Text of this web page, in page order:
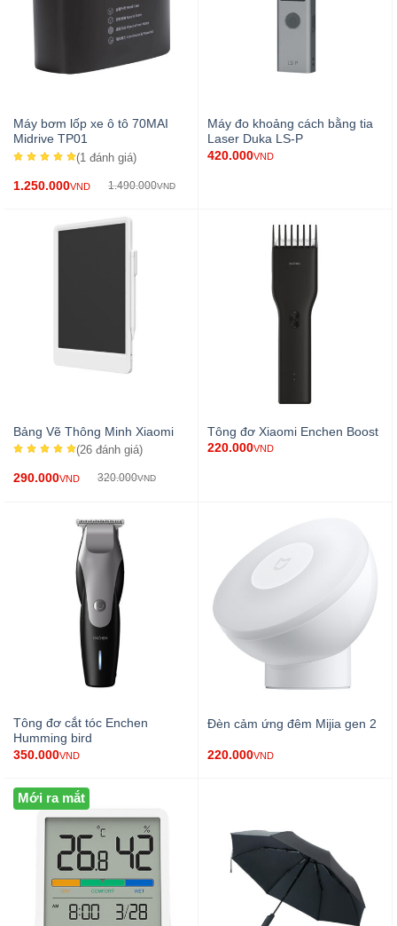
Máy bơm lốp xe ô tô 70MAI
Midrive TP01
(1 đánh giá)
1.250.000VND 1.490.000VND
Máy đo khoảng cách bằng tia
Laser Duka LS-P
420.000VND
Bảng Vẽ Thông Minh Xiaomi
(26 đánh giá)
290.000VND 320.000VND
Tông đơ Xiaomi Enchen Boost
220.000VND
Tông đơ cắt tóc Enchen
Humming bird
350.000VND
Đèn cảm ứng đêm Mijia gen 2
220.000VND
Mới ra mắt